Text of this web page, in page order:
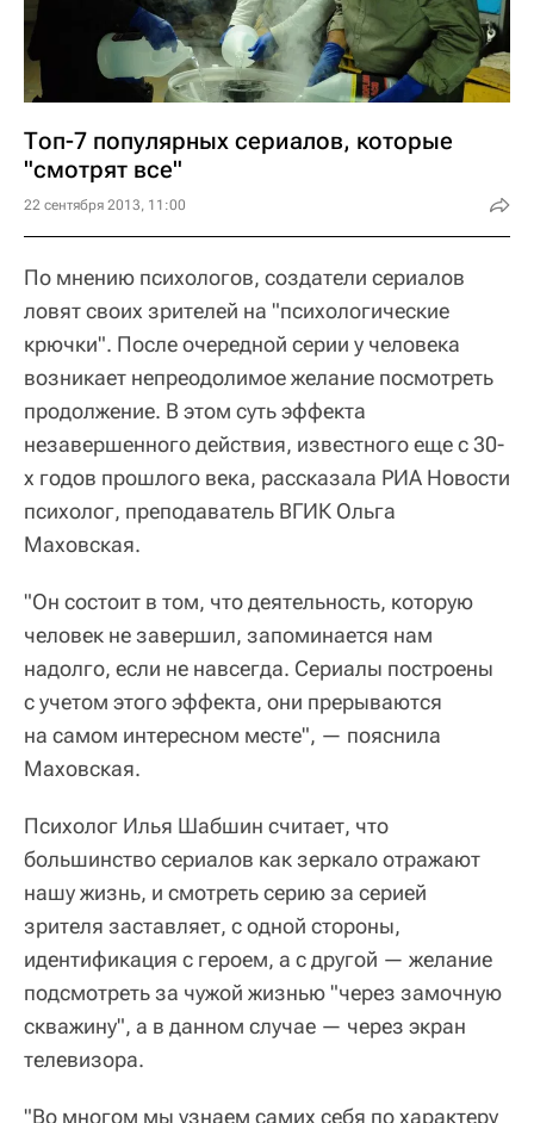
Топ-7 популярных сериалов, которые
"смотрят все"
22 сентября 2013, 11:00
По мнению психологов, создатели сериалов
ловят своих зрителей на "психологические
крючки". После очередной серии у человека
возникает непреодолимое желание посмотреть
продолжение. В этом суть эффекта
незавершенного действия, известного еще с 30-
х годов прошлого века, рассказала РИА Новости
психолог, преподаватель ВГИК Ольга
Маховская.
"Он состоит в том, что деятельность, которую
человек не завершил, запоминается нам
надолго, если не навсегда. Сериалы построены
с учетом этого эффекта, они прерываются
на самом интересном месте", — пояснила
Маховская.
Психолог Илья Шабшин считает, что
большинство сериалов как зеркало отражают
нашу жизнь, и смотреть серию за серией
зрителя заставляет, с одной стороны,
идентификация с героем, а с другой — желание
подсмотреть за чужой жизнью "через замочную
скважину", а в данном случае — через экран
телевизора.
"Во многом мы узнаем самих себя по характеру